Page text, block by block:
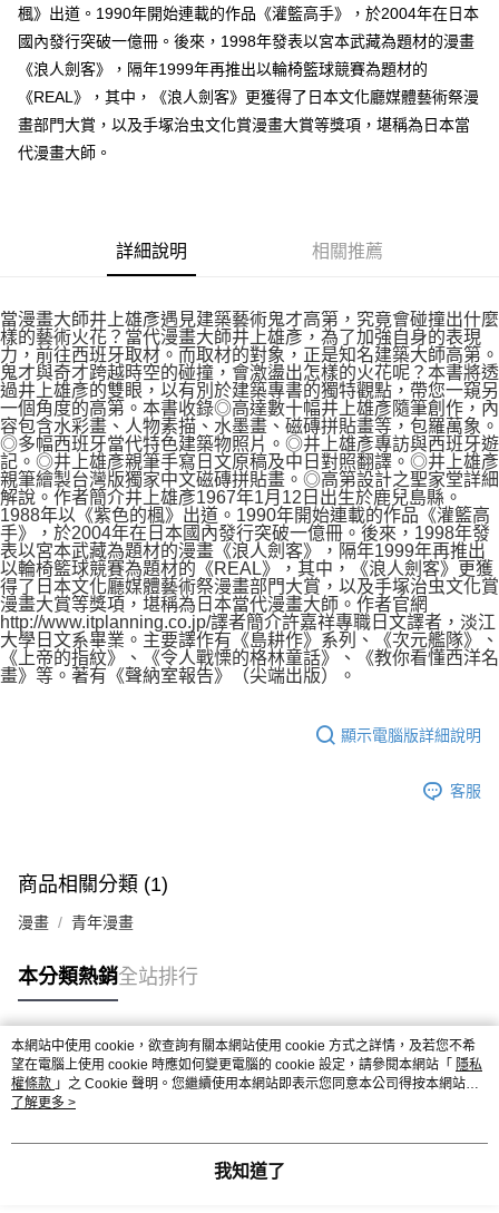
※ 請注意：結帳手續完成當下不需立刻繳費，但若您需要取消訂單，請聯絡
購買商品的店家。未經商家同意取消之訂單仍視為有效，需透過AFTEE先享
後付繳納相關費用。
※ 交易是否成功請以「AFTEE先享後付 」之結帳頁面顯示為準，若有關於
是否繳費成功／繳費後需取消欲退款等相關疑問，請聯繫「AFTEE先享後付
【注意事項】
https://aftee.tw/terms/#terms3
３．未成年的使用者請事先徵得法定代理人或監護人之同意方可使用
任。
４．使用「AFTEE先享後付」時，將依據個別帳號之用戶狀況，依本公司即
時審查核予不同之上限額度；若仍有額度不足之情形，本公司將視審查結果
請求用戶進行身份認證。
５．嚴禁一人註冊多個帳號或使用他人資訊註冊。若發現惡意使用之情形，
恩沛科技股份有限公司將有權停止該用戶之使用額度並採取法律行動。
每筆NT$80，滿NT$500(含以上)免運費
付款後萊爾富取貨
每筆NT$80，滿NT$500(含以上)免運費
7-11取貨付款
每筆NT$80，滿NT$500(含以上)免運費
每筆NT$100，滿NT$800(含以上)免運費
國家/地區配送 查看運費
楓》出道。1990年開始連載的作品《灌籃高手》，於2004年在日本
國內發行突破一億冊。後來，1998年發表以宮本武藏為題材的漫畫
《浪人劍客》，隔年1999年再推出以輪椅籃球競賽為題材的
《REAL》，其中，《浪人劍客》更獲得了日本文化廳媒體藝術祭漫
畫部門大賞，以及手塚治虫文化賞漫畫大賞等獎項，堪稱為日本當
代漫畫大師。
詳細說明 相關推薦
當漫畫大師井上雄彥遇見建築藝術鬼才高第，究竟會碰撞出什麼
樣的藝術火花？當代漫畫大師井上雄彥，為了加強自身的表現
力，前往西班牙取材。而取材的對象，正是知名建築大師高第。
鬼才與奇才跨越時空的碰撞，會激盪出怎樣的火花呢？本書將透
過井上雄彥的雙眼，以有別於建築專書的獨特觀點，帶您一窺另
一個角度的高第。本書收錄◎高達數十幅井上雄彥隨筆創作，內
容包含水彩畫、人物素描、水墨畫、磁磚拼貼畫等，包羅萬象。
◎多幅西班牙當代特色建築物照片。◎井上雄彥專訪與西班牙遊
記。◎井上雄彥親筆手寫日文原稿及中日對照翻譯。◎井上雄彥
親筆繪製台灣版獨家中文磁磚拼貼畫。◎高第設計之聖家堂詳細
解說。作者簡介井上雄彥1967年1月12日出生於鹿兒島縣。
1988年以《紫色的楓》出道。1990年開始連載的作品《灌籃高
手》，於2004年在日本國內發行突破一億冊。後來，1998年發
表以宮本武藏為題材的漫畫《浪人劍客》，隔年1999年再推出
以輪椅籃球競賽為題材的《REAL》，其中，《浪人劍客》更獲
得了日本文化廳媒體藝術祭漫畫部門大賞，以及手塚治虫文化賞
漫畫大賞等獎項，堪稱為日本當代漫畫大師。作者官網
http://www.itplanning.co.jp/譯者簡介許嘉祥專職日文譯者，淡江
大學日文系畢業。主要譯作有《島耕作》系列、《次元艦隊》、
《上帝的指紋》、《令人戰慄的格林童話》、《教你看懂西洋名
畫》等。著有《聲納室報告》（尖端出版）。
顯示電腦版詳細說明
客服
商品相關分類 (1)
漫畫 青年漫畫
本分類熱銷全站排行
熱門標籤
本網站中使用 cookie，欲查詢有關本網站使用 cookie 方式之詳情，及若您不希
望在電腦上使用 cookie 時應如何變更電腦的 cookie 設定，請參閱本網站「 隱私
權條款 」之 Cookie 聲明。您繼續使用本網站即表示您同意本公司得按本網站使
用條款之 Cookie 聲明使用 cookie。
了解更多 >
我知道了